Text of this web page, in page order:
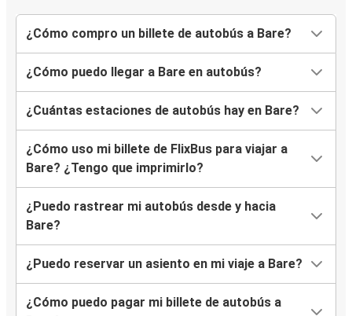
¿Cómo compro un billete de autobús a Bare?
¿Cómo puedo llegar a Bare en autobús?
¿Cuántas estaciones de autobús hay en Bare?
¿Cómo uso mi billete de FlixBus para viajar a
Bare? ¿Tengo que imprimirlo?
¿Puedo rastrear mi autobús desde y hacia
Bare?
¿Puedo reservar un asiento en mi viaje a Bare?
¿Cómo puedo pagar mi billete de autobús a